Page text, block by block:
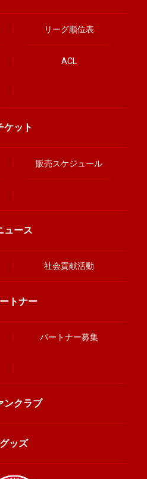
リーグ順位表
ACL
ケット
販売スケジュール
ュース
社会貢献活動
トナー
パートナー募集
ンクラブ
グッズ